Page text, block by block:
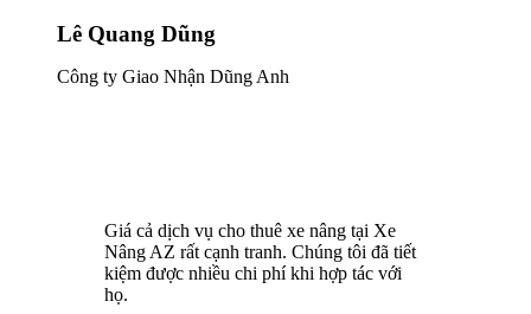
Lê Quang Dũng
Công ty Giao Nhận Dũng Anh
Giá cả dịch vụ cho thuê xe nâng tại Xe
Nâng AZ rất cạnh tranh. Chúng tôi đã tiết
kiệm được nhiều chi phí khi hợp tác với
họ.